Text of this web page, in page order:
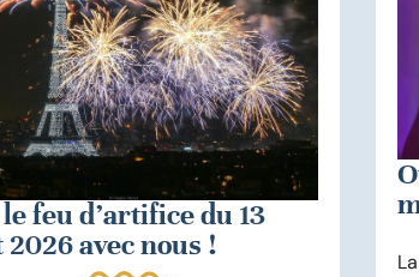
feu d’artifice du 13
avec nous !